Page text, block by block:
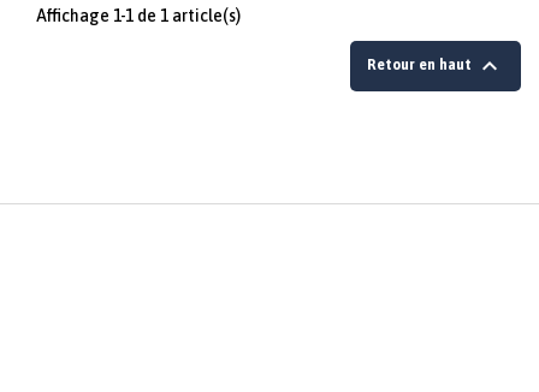
Affichage 1-1 de 1 article(s)
Retour en haut 